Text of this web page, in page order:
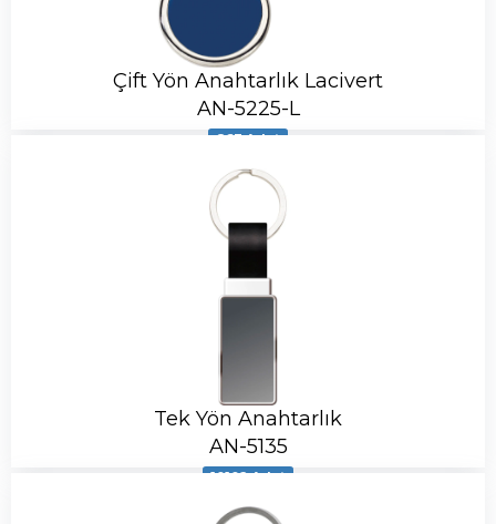
Çift Yön Anahtarlık Lacivert
AN-5225-L
863 Adet
Tek Yön Anahtarlık
AN-5135
10102 Adet